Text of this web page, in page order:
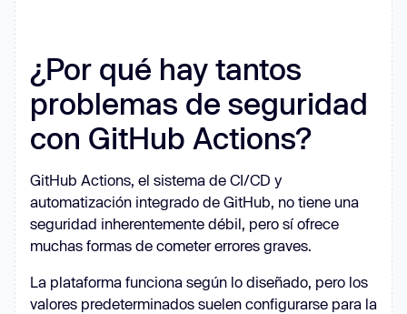
¿Por qué hay tantos
problemas de seguridad
con GitHub Actions?
GitHub Actions, el sistema de CI/CD y
automatización integrado de GitHub, no tiene una
seguridad inherentemente débil, pero sí ofrece
muchas formas de cometer errores graves.
La plataforma funciona según lo diseñado, pero los
valores predeterminados suelen configurarse para la